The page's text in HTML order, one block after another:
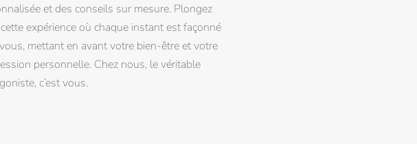
et des conseils sur mesure. Plongez
expérience où chaque instant est façonné
mettant en avant votre bien-être et votre
personnelle. Chez nous, le véritable
c’est vous.